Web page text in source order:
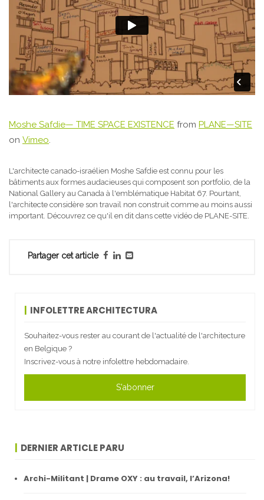
Moshe Safdie— TIME SPACE EXISTENCE from PLANE—SITE
on Vimeo.
L'architecte canado-israélien Moshe Safdie est connu pour les
bâtiments aux formes audacieuses qui composent son portfolio, de la
National Gallery au Canada à l'emblématique Habitat 67. Pourtant,
l'architecte considère son travail non construit comme au moins aussi
important. Découvrez ce qu'il en dit dans cette vidéo de PLANE-SITE.
Partager cet article
INFOLETTRE ARCHITECTURA
Souhaitez-vous rester au courant de l'actualité de l'architecture
en Belgique ?
Inscrivez-vous à notre infolettre hebdomadaire.
S'abonner
DERNIER ARTICLE PARU
Archi-Militant | Drame OXY : au travail, l’Arizona!